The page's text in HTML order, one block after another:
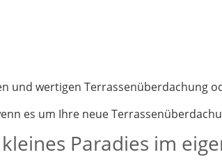
und wertigen Terrassenüberdachung
es um Ihre neue
Paradies im